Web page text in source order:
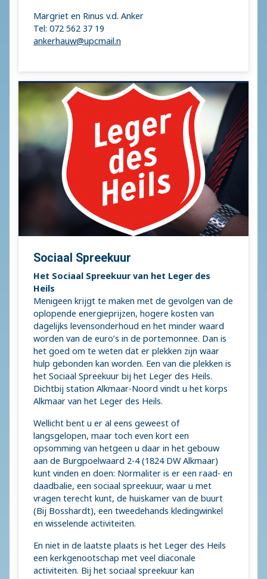
Margriet en Rinus v.d. Anker
Tel: 072 562 37 19
ankerhauw@upcmail.n
Sociaal Spreekuur
Het Sociaal Spreekuur van het Leger des
Heils
Menigeen krijgt te maken met de gevolgen van de
oplopende energieprijzen, hogere kosten van
dagelijks levensonderhoud en het minder waard
worden van de euro’s in de portemonnee. Dan is
het goed om te weten dat er plekken zijn waar
hulp gebonden kan worden. Een van die plekken is
het Sociaal Spreekuur bij het Leger des Heils.
Dichtbij station Alkmaar-Noord vindt u het korps
Alkmaar van het Leger des Heils.
Wellicht bent u er al eens geweest of
langsgelopen, maar toch even kort een
opsomming van hetgeen u daar in het gebouw
aan de Burgpoelwaard 2-4 (1824 DW Alkmaar)
kunt vinden en doen: Normaliter is er een raad- en
daadbalie, een sociaal spreekuur, waar u met
vragen terecht kunt, de huiskamer van de buurt
(Bij Bosshardt), een tweedehands kledingwinkel
en wisselende activiteiten.
En niet in de laatste plaats is het Leger des Heils
een kerkgenootschap met veel diaconale
activiteiten. Bij het sociaal spreekuur kan